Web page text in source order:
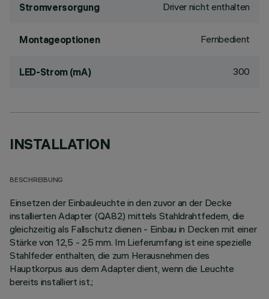
Stromversorgung Driver nicht enthalten
Montageoptionen Fernbedient
LED-Strom (mA) 300
INSTALLATION
BESCHREIBUNG
Einsetzen der Einbauleuchte in den zuvor an der Decke
installierten Adapter (QA82) mittels Stahldrahtfedern, die
gleichzeitig als Fallschutz dienen - Einbau in Decken mit einer
Stärke von 12,5 - 25 mm. Im Lieferumfang ist eine spezielle
Stahlfeder enthalten, die zum Herausnehmen des
Hauptkorpus aus dem Adapter dient, wenn die Leuchte
bereits installiert ist.;